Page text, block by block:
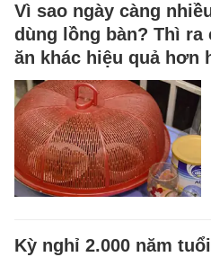
Vì sao ngày càng
dùng lồng bàn? Thì
ăn khác hiệu quả hơn
Kỳ nghỉ 2.000 năm